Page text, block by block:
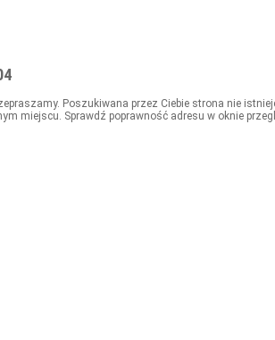
Poszukiwana przez Ciebie strona nie
miejscu. Sprawdź poprawność adresu w oknie